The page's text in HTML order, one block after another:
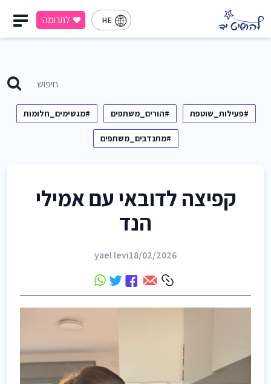
HE לתרומה
#פעילות_שוטפת #הורים_משתפים #מגשימים_חלומות
#מתנדבים_משתפים
קפיצה לדובאי עם אמילי
הנד
yael levi18/02/2026